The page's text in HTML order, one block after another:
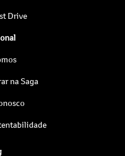
Drive
na Saga